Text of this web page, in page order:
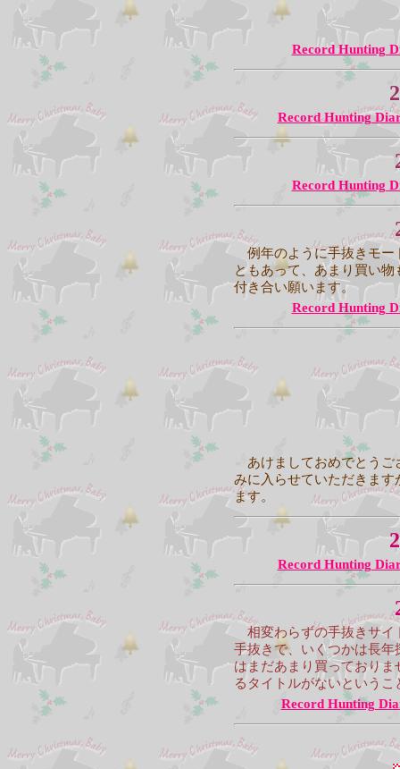
Record Hunting
Record Hunting
Record Hunting
例年のように手抜きモー
ともあって、あまり買い
付き合い願います。
Record Hunting
あけましておめでとうご
みに入らせていただきま
ます。
Record Hunting
相変わらずの手抜きサイ
手抜きで、いくつかは長
はまだあまり買っており
るタイトルがないという
Record Hunting